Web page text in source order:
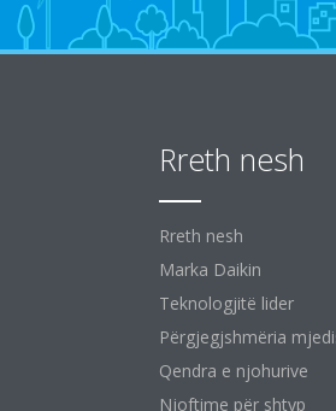
Rreth nesh
Rreth nesh
Marka Daikin
Teknologjitë lider
Përgjegjshmëria
Qendra e njohurive
Njoftime për shtyp